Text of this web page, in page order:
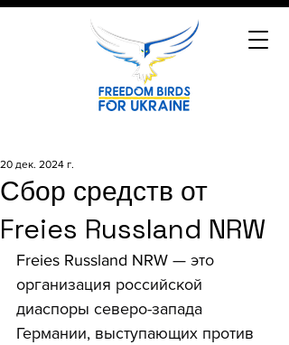
Сбор средств от
Freies Russland NRW
20 дек. 2024 г.
Freies Russland NRW — это
организация российской
диаспоры северо-запада
Германии, выступающих против